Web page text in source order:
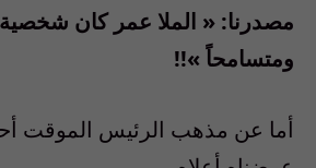
مصدرنا: « الملا عمر كان شخصية
ومتسامحاً »!!
أما عن مذهب الرئيس الموقت